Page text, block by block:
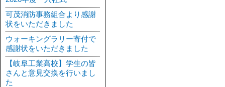
可茂消防事務組合より感謝
状をいただきました
ウォーキングラリー寄付で
感謝状をいただきました
【岐阜工業高校】学生の皆
さんと意見交換を行いまし
た